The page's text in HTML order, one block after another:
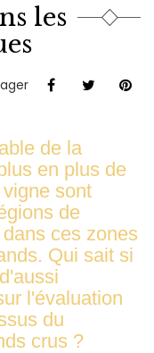
les
de la
en plus de
sont
de
ces zones
Qui sait si
l'évaluation
du
crus ?